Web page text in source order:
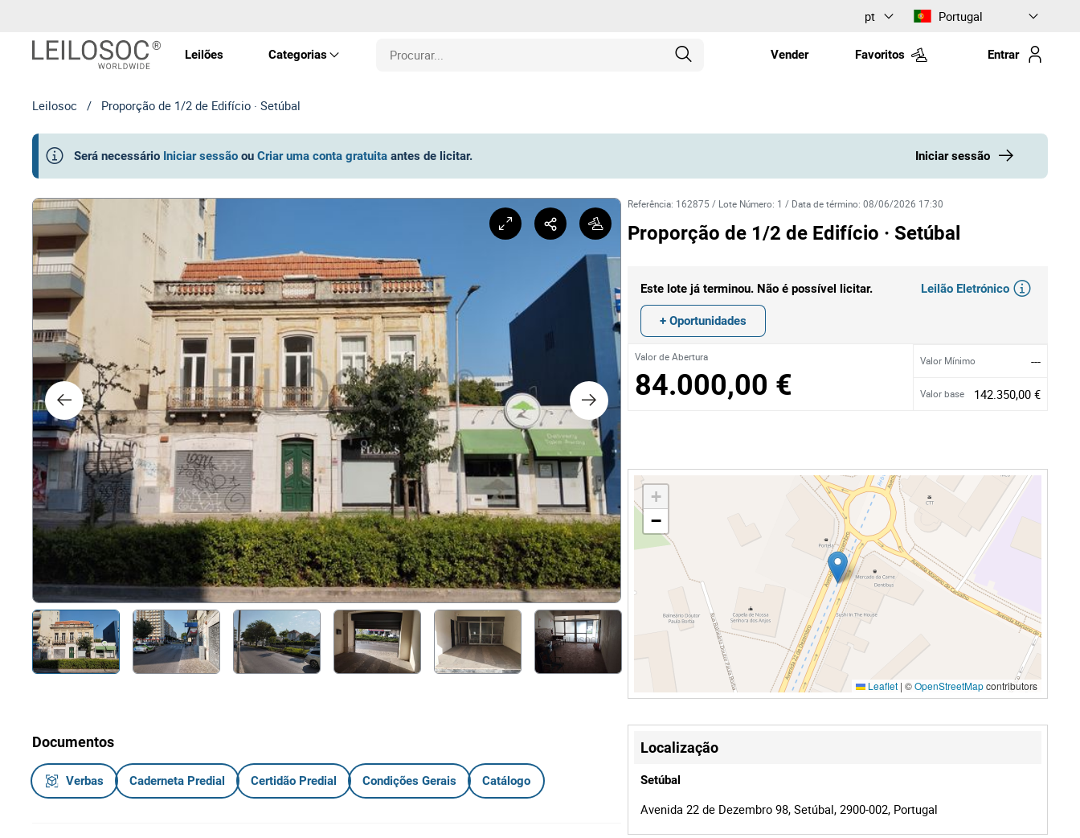
pt Portugal
Leilões Categorias
Veículos
Maquinaria
Arte e Colecionáveis
Direitos
Tecnologia
Mobiliário e Decoração
Náutica
Outros
Vender Favoritos Entrar
Leilosoc / Proporção de 1/2 de Edifício · Setúbal
Será necessário Iniciar sessão ou Criar uma conta gratuita antes de licitar. Iniciar sessão
Documentos
Verbas Caderneta Predial Certidão Predial Condições Gerais Catálogo
Referência: 162875 / Lote Número: 1 / Data de término:08/06/2026 17:30
Proporção de 1/2 de Edifício · Setúbal
Este lote já terminou. Não é possível licitar. Leilão Eletrónico
+ Oportunidades
Valor de Abertura
84.000,00 €
Valor Mínimo ---
Valor base 142.350,00 €
+
−
Leaflet | ©OpenStreetMapcontributors
Localização
Setúbal
Avenida 22 de Dezembro 98, Setúbal, 2900-002, Portugal